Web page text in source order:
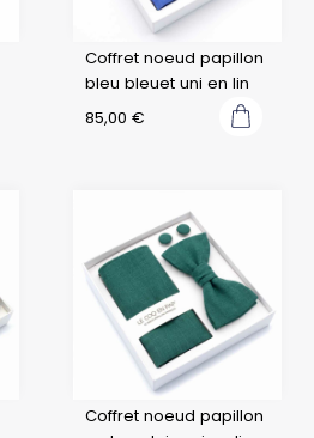
Coffret noeud papillon
bleu bleuet uni en lin
85,00 €
Coffret noeud papillon